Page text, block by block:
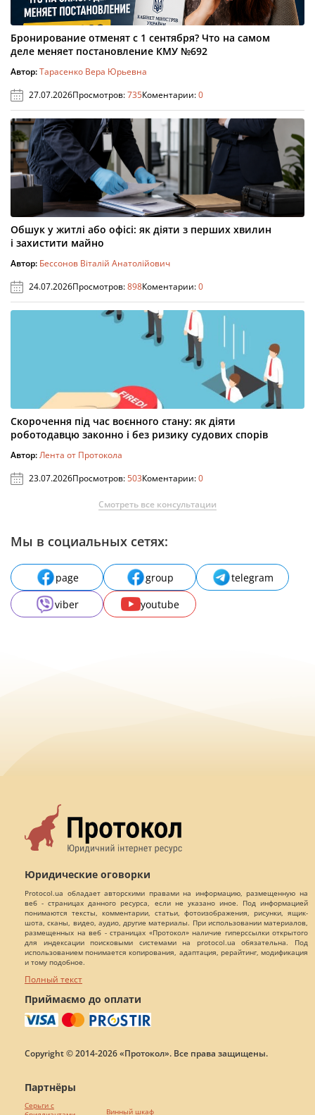
Бронирование отменят с 1 сентября? Что на самом
деле меняет постановление КМУ №692
Автор:Тарасенко Вера Юрьевна
27.07.2026Просмотров:735Коментарии:0
Обшук у житлі або офісі: як діяти з перших хвилин
і захистити майно
Автор: Бессонов Віталій Анатолійович
24.07.2026Просмотров:898Коментарии:0
Скорочення під час воєнного стану: як діяти
роботодавцю законно і без ризику судових спорів
Автор:Лента от Протокола
23.07.2026Просмотров:503Коментарии:0
Смотреть все консультации
Мы в социальных сетях:
page group
telegram
viber
youtube
Юридические оговорки
Protocol.ua обладает авторскими правами на информацию, размещенную на
веб - страницах данного ресурса, если не указано иное. Под информацией
понимаются тексты, комментарии, статьи, фотоизображения, рисунки, ящик-
шота, сканы, видео, аудио, другие материалы. При использовании материалов,
размещенных на веб - страницах «Протокол» наличие гиперссылки открытого
для индексации поисковыми системами на protocol.ua обязательна. Под
использованием понимается копирования, адаптация, рерайтинг, модификация
и тому подобное.
Полный текст
Приймаємо до оплати
Copyright © 2014-2026 «Протокол». Все права защищены.
Партнёры
Серьги с
Винный шкаф